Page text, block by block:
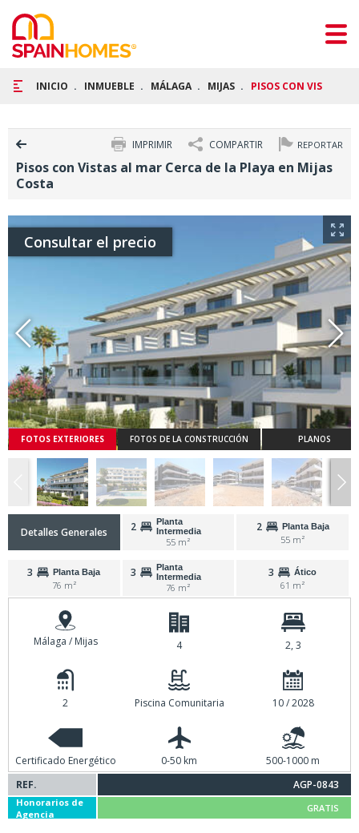
INICIO INMUEBLE MÁLAGA MIJAS PISOS CON VISTAS AL
REPORTAR
COMPARTIR
IMPRIMIR
Pisos con Vistas al mar Cerca de la Playa en Mijas
Costa
Consultar el precio
FOTOS EXTERIORES FOTOS DE LA CONSTRUCCIÓN PLANOS
Detalles Generales 2
Planta
Intermedia
55 m²
2 Planta Baja
55 m²
3 Planta Baja
76 m²
3
Planta
Intermedia
76 m²
3 Ático
61 m²
Málaga / Mijas 4 2, 3
2 Piscina Comunitaria 10 / 2028
Certificado Energético 0-50 km
500-1000 m
REF.
AGP-0843
Honorarios de
Agencia
GRATIS